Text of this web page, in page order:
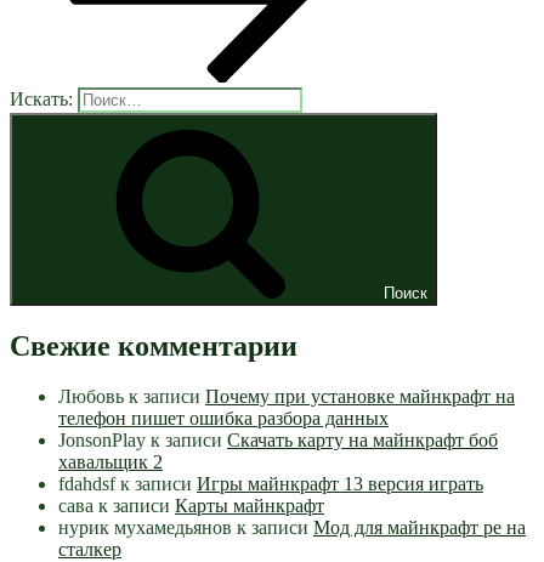
Искать:
Поиск
Свежие комментарии
Любовь к записи Почему при установке майнкрафт на
телефон пишет ошибка разбора данных
JonsonPlay к записи Скачать карту на майнкрафт боб
хавальщик 2
fdahdsfк записи Игры майнкрафт 13 версия играть
сава к записи Карты майнкрафт
нурик мухамедьянов к записи Мод для майнкрафт pe на
сталкер